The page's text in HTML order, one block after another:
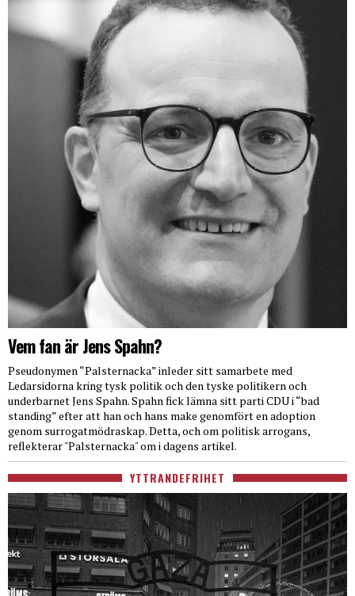
Vem fan är Jens Spahn?
Pseudonymen “Palsternacka” inleder sitt samarbete med
Ledarsidorna kring tysk politik och den tyske politikern och
underbarnet Jens Spahn. Spahn fick lämna sitt parti CDU i “bad
standing” efter att han och hans make genomfört en adoption
genom surrogatmödraskap. Detta, och om politisk arrogans,
reflekterar "Palsternacka" om i dagens artikel.
YTTRANDEFRIHET